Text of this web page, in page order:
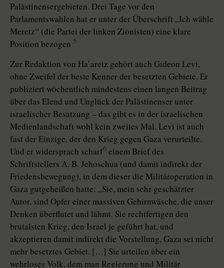
Palästinensergebieten. Drei Tage vor den
Parlamentswahlen hat er unter der Überschrift „Ich wähle
Meretz“ (die Partei der linken Zionisten) eine klare
Position bezogen.5
Zur Redaktion von Ha’aretz gehört auch Gideon Levi,
ohne Zweifel der beste Kenner der besetzten Gebiete. Er
publiziert wöchentlich mindestens einen langen Beitrag
über das Elend und Unglück der Palästinenser unter
israelischer Besatzung – das gibt es in der israelischen
Medienlandschaft wohl kein zweites Mal. Levi ist auch
fast der Einzige, der den Krieg gegen Gaza verurteilte.
Und er widersprach scharf6 einem Brief des
Schriftstellers A. B. Jehoschua (und damit indirekt der
Friedensbewegung), in dem dieser die Militäroperation in
Gaza gutgeheißen hatte: „Sie, mein sehr geschätzter
Autor, sind Opfer einer massiven Gehirnwäsche, die unser
Denken überflutet und lähmt. Sie rechtfertigen den
brutalsten Krieg, den Israel je geführt hat, und
akzeptieren damit indirekt die Vorstellung, Gaza sei nicht
mehr besetztes Gebiet. […] Sie urteilen über ein
wehrloses Volk, dem man Regierung und Militär